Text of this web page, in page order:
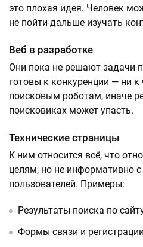
это плохая идея. Человек
не пойти дальше изучать
Веб в разработке
Они пока не решают задачи
готовы к конкуренции — ни
поисковым роботам, иначе
поисковиках может упасть.
Технические страницы
К ним относится всё, что
целям, но не информативно с
пользователей. Примеры:
Результаты поиска по
Формы связи и регистрации